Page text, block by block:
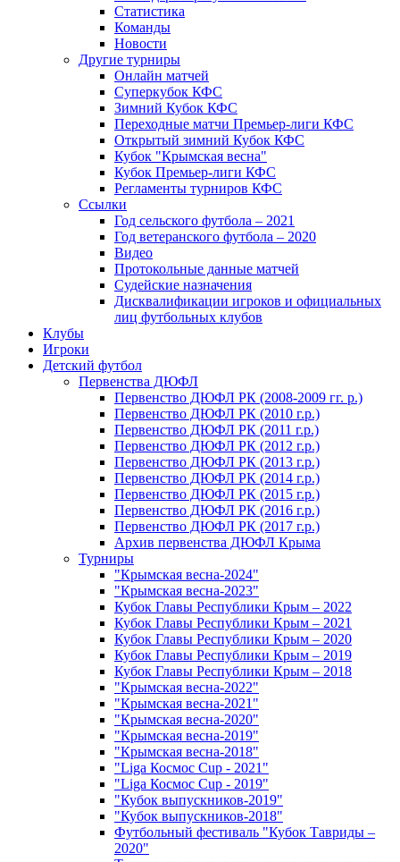
Статистика
Команды
Новости
Другие турниры
Онлайн матчей
Суперкубок КФС
Зимний Кубок КФС
Переходные матчи Премьер-лиги КФС
Открытый зимний Кубок КФС
Кубок "Крымская весна"
Кубок Премьер-лиги КФС
Регламенты турниров КФС
Ссылки
Год сельского футбола – 2021
Год ветеранского футбола – 2020
Видео
Протокольные данные матчей
Судейские назначения
Дисквалификации игроков и официальных
лиц футбольных клубов
Клубы
Игроки
Детский футбол
Первенства ДЮФЛ
Первенство ДЮФЛ РК (2008-2009 гг. р.)
Первенство ДЮФЛ РК (2010 г.р.)
Первенство ДЮФЛ РК (2011 г.р.)
Первенство ДЮФЛ РК (2012 г.р.)
Первенство ДЮФЛ РК (2013 г.р.)
Первенство ДЮФЛ РК (2014 г.р.)
Первенство ДЮФЛ РК (2015 г.р.)
Первенство ДЮФЛ РК (2016 г.р.)
Первенство ДЮФЛ РК (2017 г.р.)
Архив первенства ДЮФЛ Крыма
Турниры
"Крымская весна-2024"
"Крымская весна-2023"
Кубок Главы Республики Крым – 2022
Кубок Главы Республики Крым – 2021
Кубок Главы Республики Крым – 2020
Кубок Главы Республики Крым – 2019
Кубок Главы Республики Крым – 2018
"Крымская весна-2022"
"Крымская весна-2021"
"Крымская весна-2020"
"Крымская весна-2019"
"Крымская весна-2018"
"Liga Космос Cup - 2021"
"Liga Космос Cup - 2019"
"Кубок выпускников-2019"
"Кубок выпускников-2018"
Футбольный фестиваль "Кубок Тавриды –
2020"